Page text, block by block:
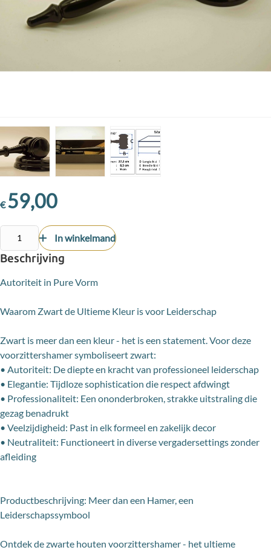
€59,00
In winkelmand
Beschrijving
Autoriteit in Pure Vorm
Waarom Zwart de Ultieme Kleur is voor Leiderschap
Zwart is meer dan een kleur - het is een statement. Voor deze
voorzittershamer symboliseert zwart:
• Autoriteit: De diepte en kracht van professioneel leiderschap
• Elegantie: Tijdloze sophistication die respect afdwingt
• Professionaliteit: Een ononderbroken, strakke uitstraling die
gezag benadrukt
• Veelzijdigheid: Past in elk formeel en zakelijk decor
• Neutraliteit: Functioneert in diverse vergadersettings zonder
afleiding
Productbeschrijving: Meer dan een Hamer, een
Leiderschapssymbool
Ontdek de zwarte houten voorzittershamer - het ultieme